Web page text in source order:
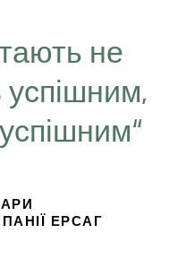
не
успішним,
ЕРСАГ